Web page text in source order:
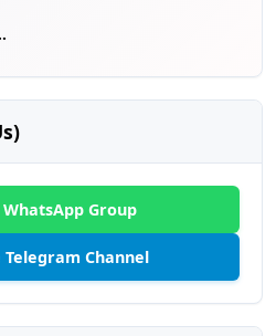
Group
Telegram Channel